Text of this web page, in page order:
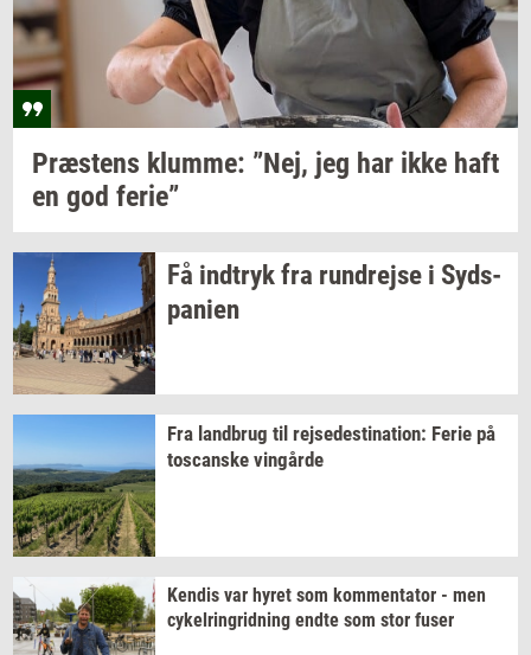
Præ­stens klum­me: ”Nej, jeg har ikke haft
en god ferie”
Få ind­trykfra run­drej­se i Syds­
pa­ni­en
Fra land­brug til rej­se­desti­na­tion: Ferie på
toscan­ske vin­går­de
Ken­dis var hyret som kom­men­ta­tor - men
cy­kel­rin­grid­ning endte som stor fuser